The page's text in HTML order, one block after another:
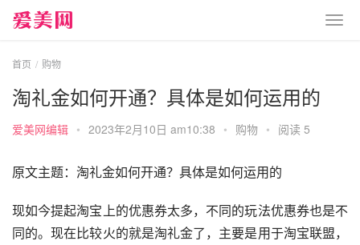
首页 购物
淘礼金如何开通？具体是如何运用的
爱美网编辑 • 2023年2月10日 am10:38 • 购物 • 阅读 5
原文主题：淘礼金如何开通？具体是如何运用的
现如今提起淘宝上的优惠券太多，不同的玩法优惠券也是不
同的。现在比较火的就是淘礼金了，主要是用于淘宝联盟，